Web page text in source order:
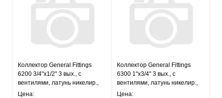
Коллектор General Fittings
6200 3/4"х1/2" 3 вых., c
вентилями, латунь никелир.,
синий регулятор
Цена:
Коллектор General Fittings
6300 1"х3/4" 3 вых., c
вентилями, латунь никелир.,
синий регулятор
Цена: